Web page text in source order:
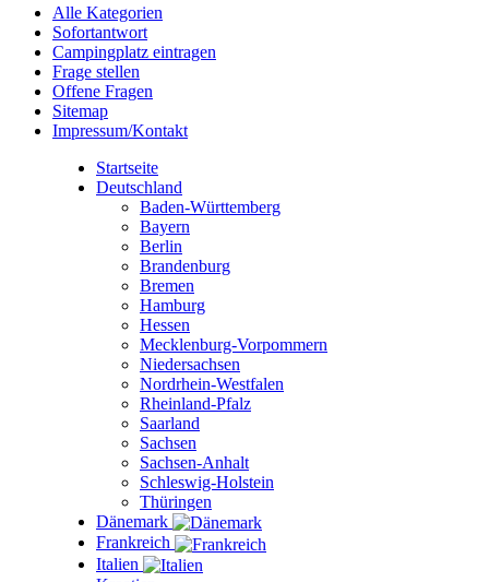
Alle Kategorien
Sofortantwort
Campingplatz eintragen
Frage stellen
Offene Fragen
Sitemap
Impressum/Kontakt
Startseite
Deutschland
Baden-Württemberg
Bayern
Berlin
Brandenburg
Bremen
Hamburg
Hessen
Mecklenburg-Vorpommern
Niedersachsen
Nordrhein-Westfalen
Rheinland-Pfalz
Saarland
Sachsen
Sachsen-Anhalt
Schleswig-Holstein
Thüringen
Dänemark
Frankreich
Italien